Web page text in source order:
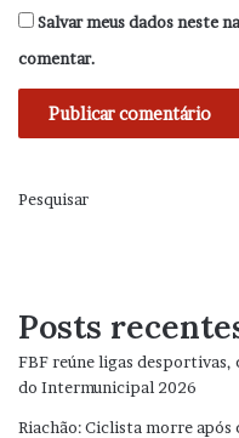
Salvar meus dados neste
comentar.
Pesquisar
Posts
FBF reúne ligas desportivas,
do Intermunicipal 2026
Riachão: Ciclista morre